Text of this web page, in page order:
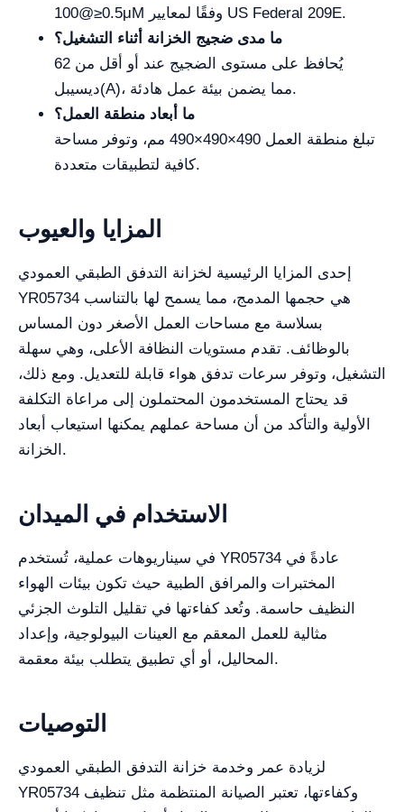
100@≥0.5μM وفقًا لمعايير US Federal 209E.
ما مدى ضجيج الخزانة أثناء التشغيل؟
يُحافظ على مستوى الضجيج عند أو أقل من 62
ديسيبل(A)، مما يضمن بيئة عمل هادئة.
ما أبعاد منطقة العمل؟
تبلغ منطقة العمل 490×490×490 مم، وتوفر مساحة
كافية لتطبيقات متعددة.
المزايا والعيوب
إحدى المزايا الرئيسية لخزانة التدفق الطبقي العمودي
YR05734 هي حجمها المدمج، مما يسمح لها بالتناسب
بسلاسة مع مساحات العمل الأصغر دون المساس
بالوظائف. تقدم مستويات النظافة الأعلى، وهي سهلة
التشغيل، وتوفر سرعات تدفق هواء قابلة للتعديل. ومع ذلك،
قد يحتاج المستخدمون المحتملون إلى مراعاة التكلفة
الأولية والتأكد من أن مساحة عملهم يمكنها استيعاب أبعاد
الخزانة.
الاستخدام في الميدان
في سيناريوهات عملية، تُستخدم YR05734 عادةً في
المختبرات والمرافق الطبية حيث تكون بيئات الهواء
النظيف حاسمة. وتُعد كفاءتها في تقليل التلوث الجزئي
مثالية للعمل المعقم مع العينات البيولوجية، وإعداد
المحاليل، أو أي تطبيق يتطلب بيئة معقمة.
التوصيات
لزيادة عمر وخدمة خزانة التدفق الطبقي العمودي
YR05734 وكفاءتها، تعتبر الصيانة المنتظمة مثل تنظيف